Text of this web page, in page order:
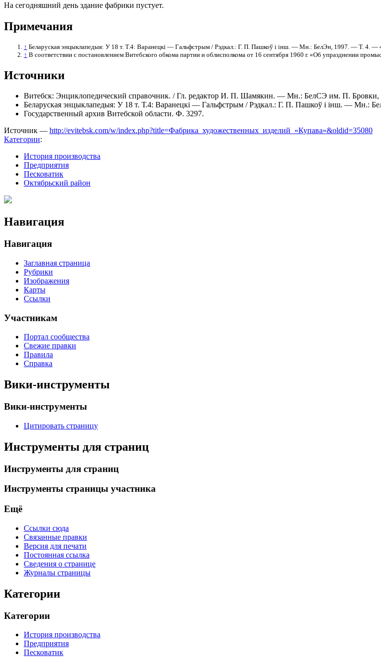
На сегодняшний день здание фабрики пустует.
Примечания
↑ Беларуская энцыклапедыя: У 18 т. Т.4: Варанецкі — Гальфстрым / Рэдкал.: Г. П. Пашкоў і інш. — Мн.: БелЭн, 1997. — Т. 4.
↑ В соответствии с постановлением Витебского обкома партии и облисполкома от 16 сентября 1960 г. «Об упразднении
Источники
Витебск: Энциклопедический справочник. / Гл. редактор И. П. Шамякин. — Мн.: БелСЭ им. П.
Беларуская энцыклапедыя: У 18 т. Т.4: Варанецкі — Гальфстрым / Рэдкал.: Г. П. Пашкоў і інш. — Мн.:
Государственный архив Витебской области. Ф. 3297.
Источник — http://evitebsk.com/w/index.php?title=Фабрика_художественных_изделий_«Купава»&oldid=35080
Категории:
История производства
Предприятия
Песковатик
Октябрьский район
Навигация
Навигация
Заглавная страница
Рубрики
Изображения
Карты
Ссылки
Участникам
Портал сообщества
Свежие правки
Правила
Справка
Вики-инструменты
Вики-инструменты
Цитировать страницу
Инструменты для страниц
Инструменты для страниц
Инструменты страницы участника
Ещё
Ссылки сюда
Связанные правки
Версия для печати
Постоянная ссылка
Сведения о странице
Журналы страницы
Категории
Категории
История производства
Предприятия
Песковатик